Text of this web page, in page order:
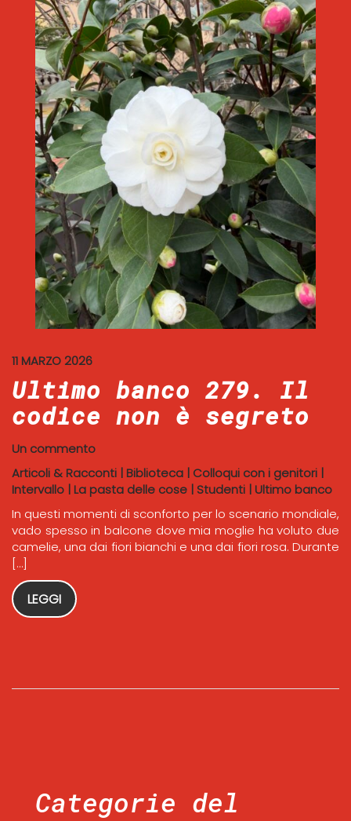
11 MARZO 2026
Ultimo banco 279. Il
codice non è segreto
Un commento
Articoli & Racconti | Biblioteca | Colloqui con i genitori |
Intervallo | La pasta delle cose | Studenti | Ultimo banco
In questi momenti di sconforto per lo scenario mondiale,
vado spesso in balcone dove mia moglie ha voluto due
camelie, una dai fiori bianchi e una dai fiori rosa. Durante
[…]
LEGGI
Categorie del